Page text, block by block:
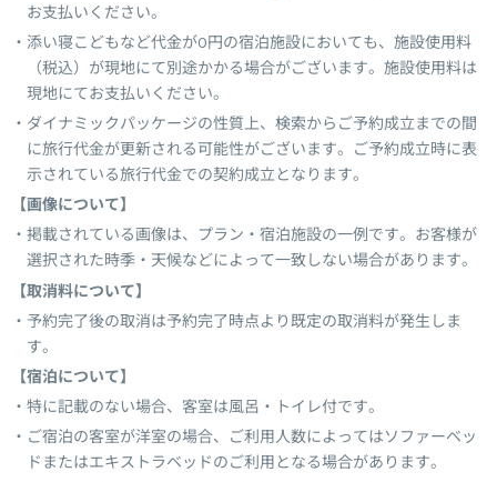
お支払いください。
添い寝こどもなど代金が0円の宿泊施設においても、施設使用料
（税込）が現地にて別途かかる場合がございます。施設使用料は
現地にてお支払いください。
ダイナミックパッケージの性質上、検索からご予約成立までの間
に旅行代金が更新される可能性がございます。ご予約成立時に表
示されている旅行代金での契約成立となります。
【画像について】
掲載されている画像は、プラン・宿泊施設の一例です。お客様が
選択された時季・天候などによって一致しない場合があります。
【取消料について】
予約完了後の取消は予約完了時点より既定の取消料が発生しま
す。
【宿泊について】
特に記載のない場合、客室は風呂・トイレ付です。
ご宿泊の客室が洋室の場合、ご利用人数によってはソファーベッ
ドまたはエキストラベッドのご利用となる場合があります。